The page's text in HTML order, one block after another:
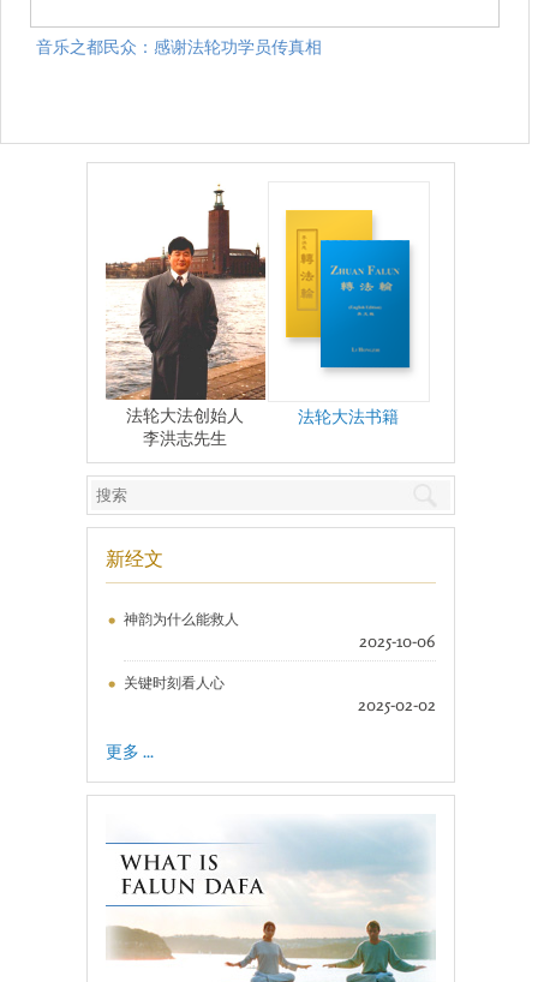
音乐之都民众：感谢法轮功学员传真相
法轮大法创始人
李洪志先生
法轮大法书籍
新经文
神韵为什么能救人
2025-10-06
关键时刻看人心
2025-02-02
更多 ...